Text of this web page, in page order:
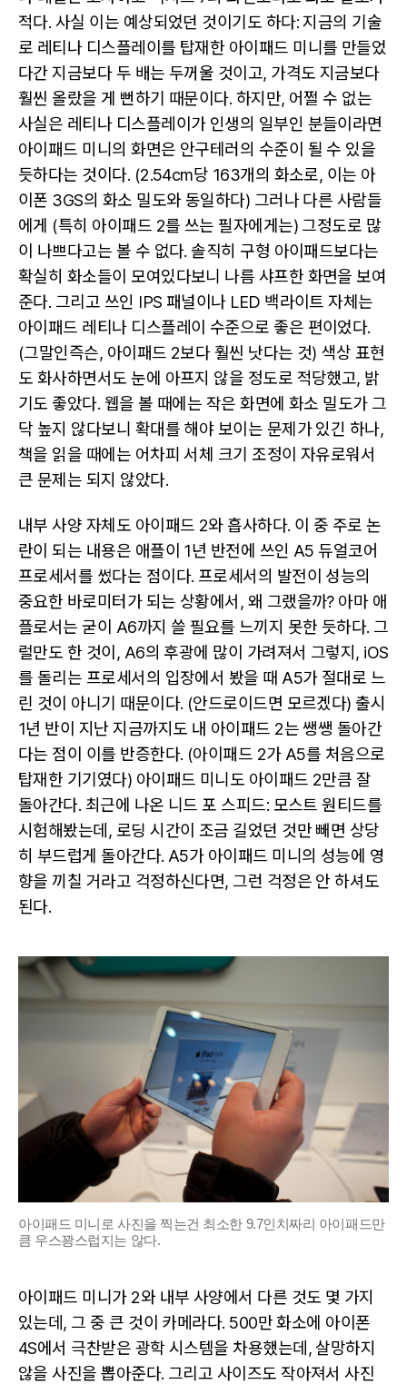
적다. 사실 이는 예상되었던 것이기도 하다: 지금의 기술
로 레티나 디스플레이를 탑재한 아이패드 미니를 만들었
다간 지금보다 두 배는 두꺼울 것이고, 가격도 지금보다
훨씬 올랐을 게 뻔하기 때문이다. 하지만, 어쩔 수 없는
사실은 레티나 디스플레이가 인생의 일부인 분들이라면
아이패드 미니의 화면은 안구테러의 수준이 될 수 있을
듯하다는 것이다. (2.54cm당 163개의 화소로, 이는 아
이폰 3GS의 화소 밀도와 동일하다) 그러나 다른 사람들
에게 (특히 아이패드 2를 쓰는 필자에게는) 그정도로 많
이 나쁘다고는 볼 수 없다. 솔직히 구형 아이패드보다는
확실히 화소들이 모여있다보니 나름 샤프한 화면을 보여
준다. 그리고 쓰인 IPS 패널이나 LED 백라이트 자체는
아이패드 레티나 디스플레이 수준으로 좋은 편이었다.
(그말인즉슨, 아이패드 2보다 훨씬 낫다는 것) 색상 표현
도 화사하면서도 눈에 아프지 않을 정도로 적당했고, 밝
기도 좋았다. 웹을 볼 때에는 작은 화면에 화소 밀도가 그
닥 높지 않다보니 확대를 해야 보이는 문제가 있긴 하나,
책을 읽을 때에는 어차피 서체 크기 조정이 자유로워서
큰 문제는 되지 않았다.
내부 사양 자체도 아이패드 2와 흡사하다. 이 중 주로 논
란이 되는 내용은 애플이 1년 반전에 쓰인 A5 듀얼코어
프로세서를 썼다는 점이다. 프로세서의 발전이 성능의
중요한 바로미터가 되는 상황에서, 왜 그랬을까? 아마 애
플로서는 굳이 A6까지 쓸 필요를 느끼지 못한 듯하다. 그
럴만도 한 것이, A6의 후광에 많이 가려져서 그렇지, iOS
를 돌리는 프로세서의 입장에서 봤을 때 A5가 절대로 느
린 것이 아니기 때문이다. (안드로이드면 모르겠다) 출시
1년 반이 지난 지금까지도 내 아이패드 2는 쌩쌩 돌아간
다는 점이 이를 반증한다. (아이패드 2가 A5를 처음으로
탑재한 기기였다) 아이패드 미니도 아이패드 2만큼 잘
돌아간다. 최근에 나온 니드 포 스피드: 모스트 원티드를
시험해봤는데, 로딩 시간이 조금 길었던 것만 빼면 상당
히 부드럽게 돌아간다. A5가 아이패드 미니의 성능에 영
향을 끼칠 거라고 걱정하신다면, 그런 걱정은 안 하셔도
된다.
아이패드 미니로 사진을 찍는건 최소한 9.7인치짜리 아이패드만
큼 우스꽝스럽지는 않다.
아이패드 미니가 2와 내부 사양에서 다른 것도 몇 가지
있는데, 그 중 큰 것이 카메라다. 500만 화소에 아이폰
4S에서 극찬받은 광학 시스템을 차용했는데, 살망하지
않을 사진을 뽑아준다. 그리고 사이즈도 작아져서 사진